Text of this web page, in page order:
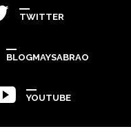
TWITTER
BLOGMAYSABRAO
YOUTUBE